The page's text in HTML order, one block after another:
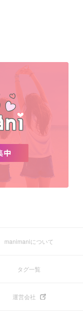
manimaniについて
タグ一覧
運営会社